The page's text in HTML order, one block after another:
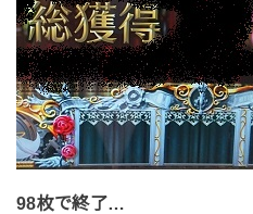
98枚で終了…